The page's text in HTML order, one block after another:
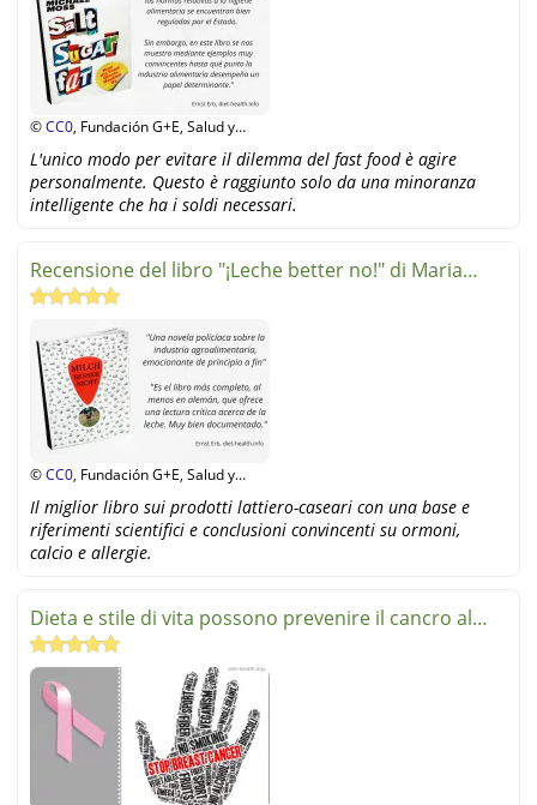
©CC0, Fundación G+E, Salud y
L'unico modo per evitare il dilemma del fast food è agire
personalmente. Questo è raggiunto solo da una minoranza
intelligente che ha i soldi necessari.
Recensione del libro "¡Leche better no!" di Maria
Rollinger
©CC0, Fundación G+E, Salud y
Il miglior libro sui prodotti lattiero-caseari con una base e
riferimenti scientifici e conclusioni convincenti su ormoni,
calcio e allergie.
Dieta e stile di vita possono prevenire il cancro al
seno